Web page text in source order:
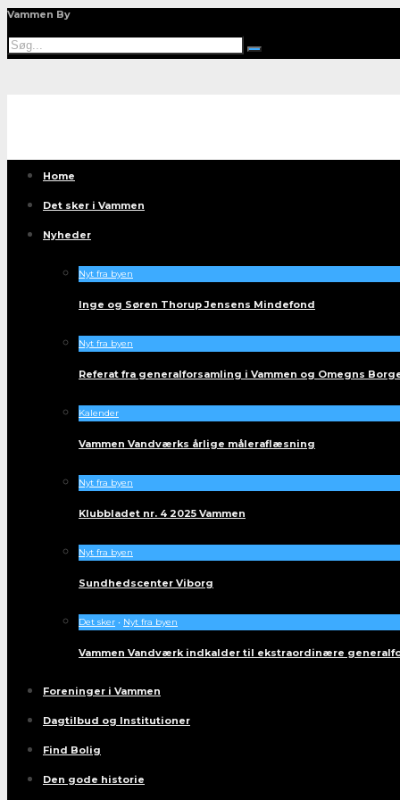
Vammen By
Home
Det sker i Vammen
Nyheder
Nyt fra byen
Inge og Søren Thorup Jensens Mindefond
Nyt fra byen
Referat fra generalforsamling i Vammen og Omegns
Kalender
Vammen Vandværks årlige måleraflæsning
Nyt fra byen
Klubbladet nr. 4 2025 Vammen
Nyt fra byen
Sundhedscenter Viborg
Det sker • Nyt fra byen
Vammen Vandværk indkalder til ekstraordinære
Foreninger i Vammen
Dagtilbud og Institutioner
Find Bolig
Den gode historie